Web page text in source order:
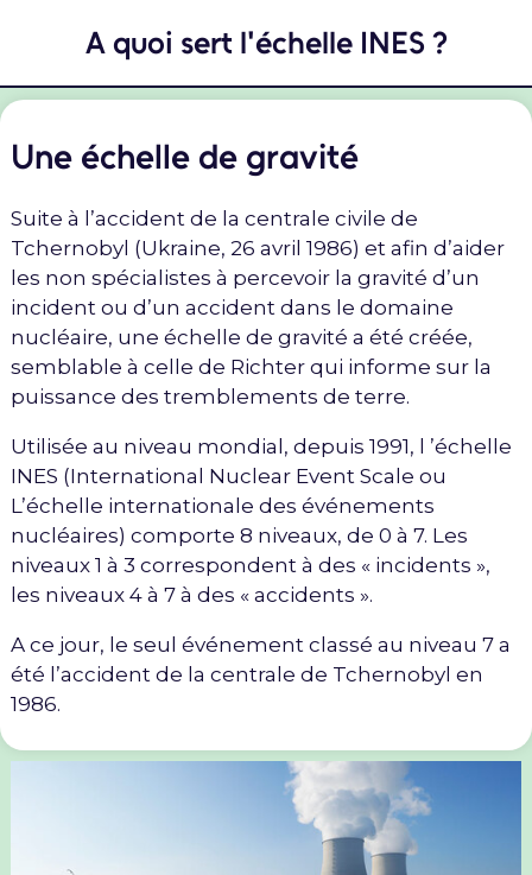
A quoi sert l'échelle INES ?
Une échelle de gravité
Suite à l’accident de la centrale civile de
Tchernobyl (Ukraine, 26 avril 1986) et afin d’aider
les non spécialistes à percevoir la gravité d’un
incident ou d’un accident dans le domaine
nucléaire, une échelle de gravité a été créée,
semblable à celle de Richter qui informe sur la
puissance des tremblements de terre.
Utilisée au niveau mondial, depuis 1991, l ’échelle
INES (International Nuclear Event Scale ou
L’échelle internationale des événements
nucléaires) comporte 8 niveaux, de 0 à 7. Les
niveaux 1 à 3 correspondent à des « incidents »,
les niveaux 4 à 7 à des « accidents ».
A ce jour, le seul événement classé au niveau 7 a
été l’accident de la centrale de Tchernobyl en
1986.